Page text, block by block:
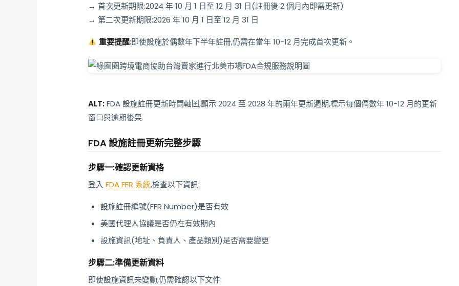
→ 首次更新期限:2024 年 10 月 1 日至 12 月 31 日(註冊後 2 個月內即需更新)
→ 第二次更新期限:2026 年 10 月 1 日至 12 月 31 日
重要提醒:即使設施於偶數年下半年註冊,仍需在當年 10-12 月完成首次更新。
ALT:FDA 設施註冊更新時間軸圖,顯示 2024 至 2028 年的兩年更新週期,標示每個偶數年 10-12 月的更新
窗口與逾期後果
FDA 設施註冊更新完整步驟
步驟一:確認更新資格
登入FDA FFR 系統,檢查以下資訊:
設施註冊編號(FFR Number)是否有效
美國代理人協議是否仍在有效期內
設施資訊(地址、負責人、產品類別)是否需要變更
步驟二:準備更新資料
即使設施資訊未變動,仍需確認以下文件: